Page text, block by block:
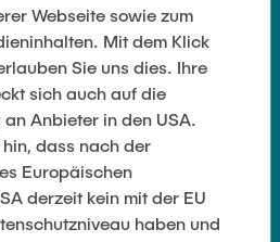
Webseite sowie zum
Mit dem Klick
Sie uns dies. Ihre
sich auch auf die
Anbieter in den USA.
dass nach der
Europäischen
derzeit kein mit der EU
haben und